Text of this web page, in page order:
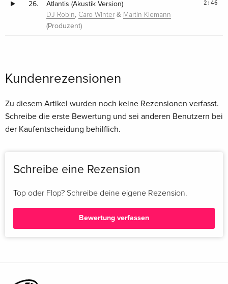
26. Atlantis (Akustik Version)
DJ Robin, Caro Winter & Martin Kiemann
(Produzent)
2:46
Kundenrezensionen
Zu diesem Artikel wurden noch keine Rezensionen verfasst.
Schreibe die erste Bewertung und sei anderen Benutzern bei
der Kaufentscheidung behilflich.
Schreibe eine Rezension
Top oder Flop? Schreibe deine eigene Rezension.
Bewertung verfassen